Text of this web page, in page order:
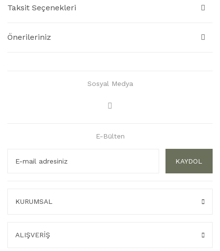
Taksit Seçenekleri
Önerileriniz
Sosyal Medya
E-Bülten
KAYDOL
KURUMSAL
ALIŞVERİŞ